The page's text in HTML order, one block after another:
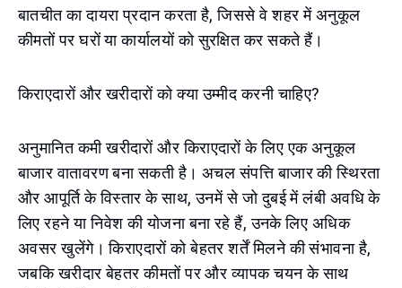
बातचीत का दायरा प्रदान करता है, जिससे वे शहर में अनुकूल
कीमतों पर घरों या कार्यालयों को सुरक्षित कर सकते हैं।
किराएदारों और खरीदारों को क्या उम्मीद करनी चाहिए?
अनुमानित कमी खरीदारों और किराएदारों के लिए एक अनुकूल
बाजार वातावरण बना सकती है। अचल संपत्ति बाजार की स्थिरता
और आपूर्ति के विस्तार के साथ, उनमें से जो दुबई में लंबी अवधि के
लिए रहने या निवेश की योजना बना रहे हैं, उनके लिए अधिक
अवसर खुलेंगे। किराएदारों को बेहतर शर्तें मिलने की संभावना है,
जबकि खरीदार बेहतर कीमतों पर और व्यापक चयन के साथ